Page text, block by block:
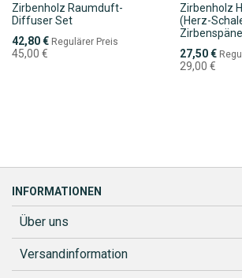
Zirbenholz Raumduft-
Diffuser Set
Sonderpreis
42,80 € Regulärer Preis
45,00 €
Zirbenholz
(Herz-
Sonderpreis
27,50 €
29,00 €
INFORMATIONEN
Über uns
Versandinformation